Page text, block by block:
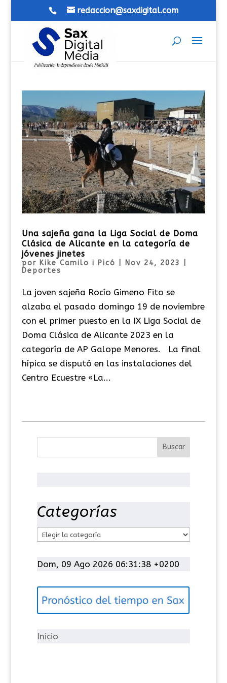
redaccion@saxdigital.com
Una sajeña gana la Liga Social de Doma
Clásica de Alicante en la categoría de
jóvenes jinetes
por Kike Camilo i Picó Nov 24, 2023
Deportes
La joven sajeña Rocío Gimeno Fito se
alzaba el pasado domingo 19 de noviembre
con el primer puesto en la IX Liga Social de
Doma Clásica de Alicante 2023 en la
categoría de AP Galope Menores. La final
hípica se disputó en las instalaciones del
Centro Ecuestre «La...
Categorías
t
g
í
Dom, 09 Ago 2026 06:31:39 +0200
Inicio